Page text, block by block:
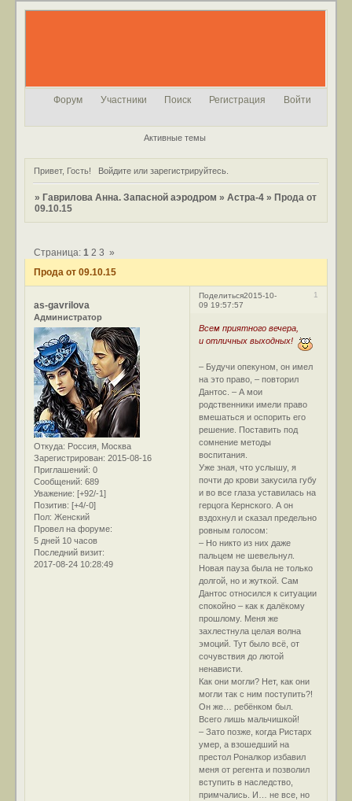
Форум Участники Поиск Регистрация Войти
Активные темы
Привет, Гость! Войдитеили зарегистрируйтесь.
» Гаврилова Анна. Запасной аэродром »Астра-4 » Прода от
09.10.15
Прода от 09.10.15
Страница:1 2 3 »
Поделиться 1
2015-10-
09 19:57:57
as-gavrilova
Администратор
Откуда: Россия, Москва
Зарегистрирован: 2015-08-16
Приглашений: 0
Сообщений: 689
Уважение: [+92/-1]
Позитив: [+4/-0]
Пол: Женский
Провел на форуме:
5 дней 10 часов
Последний визит:
2017-08-24 10:28:49
Всем приятного вечера,
и отличных выходных!
– Будучи опекуном, он имел
на это право, – повторил
Дантос. – А мои
родственники имели право
вмешаться и оспорить его
решение. Поставить под
сомнение методы
воспитания.
Уже зная, что услышу, я
почти до крови закусила губу
и во все глаза уставилась на
герцога Кернского. А он
вздохнул и сказал предельно
ровным голосом:
– Но никто из них даже
пальцем не шевельнул.
Новая пауза была не только
долгой, но и жуткой. Сам
Дантос относился к ситуации
спокойно – как к далёкому
прошлому. Меня же
захлестнула целая волна
эмоций. Тут было всё, от
сочувствия до лютой
ненависти.
Как они могли? Нет, как они
могли так с ним поступить?!
Он же… ребёнком был.
Всего лишь мальчишкой!
– Зато позже, когда Ристарх
умер, а взошедший на
престол Роналкор избавил
меня от регента и позволил
вступить в наследство,
примчались. И… не все, но